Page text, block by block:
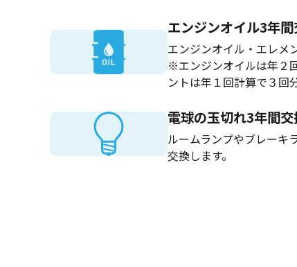
エンジンオイル3年
エンジンオイル・エレメ
※エンジンオイルは年２
ントは年１回計算で３回
電球の玉切れ3年間
ルームランプやブレーキ
交換します。